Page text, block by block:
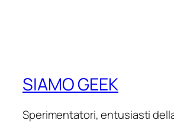
SIAMO GEEK
Sperimentatori, entusiasti